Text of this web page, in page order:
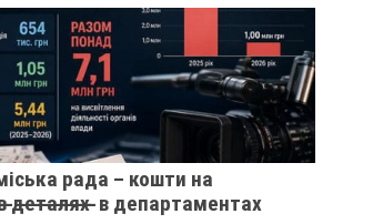
рада – кошти на
̶д̶е̶т̶а̶л̶я̶х̶ ̶ в департаментах